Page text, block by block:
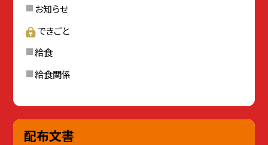
お知らせ
できごと
給食
給食関係
配布文書